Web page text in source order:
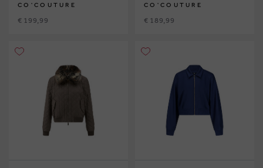
CO'COUTURE
€ 199,99
CO'COUTURE
€ 189,99